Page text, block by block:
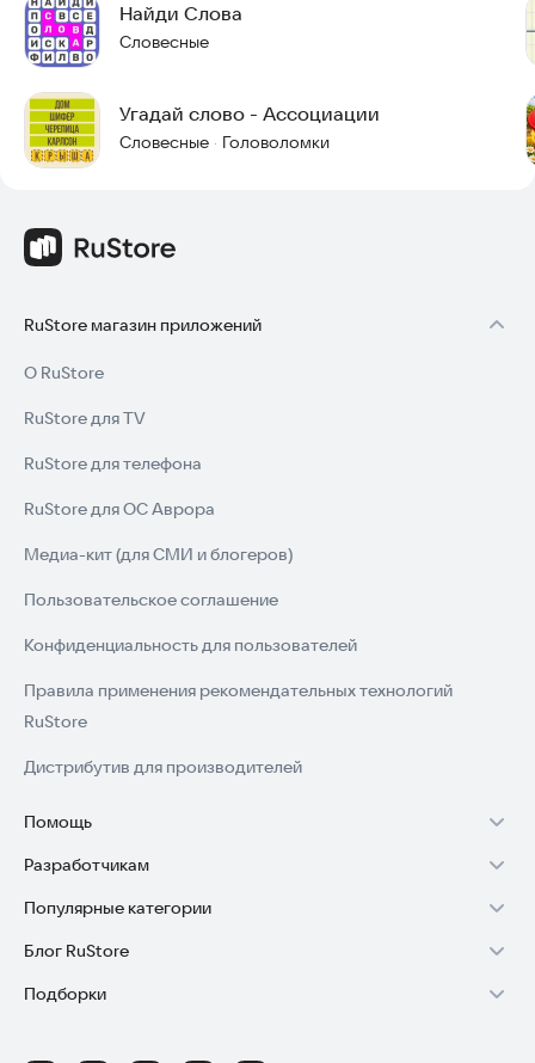
Найди Слова
Словесные
Угадай слово - Ассоциации
Словесные · Головоломки
RuStore магазин приложений
О RuStore
RuStore для TV
RuStore для телефона
RuStore для ОС Аврора
Медиа-кит (для СМИ и блогеров)
Пользовательское соглашение
Конфиденциальность для пользователей
Правила применения рекомендательных технологий
RuStore
Дистрибутив для производителей
Помощь
Установка RuStore на TV
Установка RuStore на телефон
Установка RuStore в машину
Помощь пользователям RuStore
Разработчикам
Зарабатывать с RuStore
Стать разработчиком
Доступ к RuStore Консоль
Популярные категории
Игры для Android
Приложения банков
Блог RuStore
Обзоры игр для Android 2025
Подборки